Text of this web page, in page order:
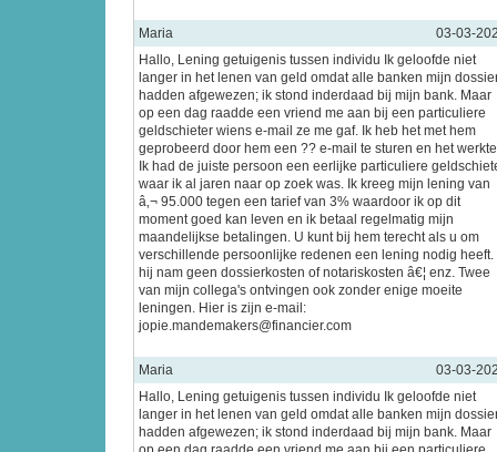
Maria
03-03-
Hallo, Lening getuigenis tussen individu Ik geloofde niet
langer in het lenen van geld omdat alle banken mijn
hadden afgewezen; ik stond inderdaad bij mijn bank. Maar
op een dag raadde een vriend me aan bij een particuliere
geldschieter wiens e-mail ze me gaf. Ik heb het met hem
geprobeerd door hem een ?? e-mail te sturen en het
Ik had de juiste persoon een eerlijke particuliere
waar ik al jaren naar op zoek was. Ik kreeg mijn lening van
â‚¬ 95.000 tegen een tarief van 3% waardoor ik op dit
moment goed kan leven en ik betaal regelmatig mijn
maandelijkse betalingen. U kunt bij hem terecht als u om
verschillende persoonlijke redenen een lening nodig heeft.
hij nam geen dossierkosten of notariskosten â€¦ enz. Twee
van mijn collega's ontvingen ook zonder enige moeite
leningen. Hier is zijn e-mail:
jopie.mandemakers@financier.com
Maria
03-03-
Hallo, Lening getuigenis tussen individu Ik geloofde niet
langer in het lenen van geld omdat alle banken mijn
hadden afgewezen; ik stond inderdaad bij mijn bank. Maar